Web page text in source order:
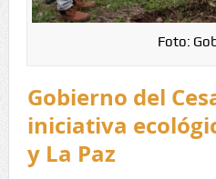
Foto:
Gobierno del
iniciativa
y La Paz